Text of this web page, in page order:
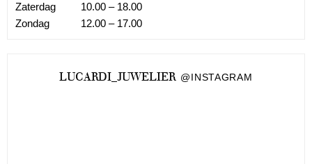
Zaterdag
10.00 – 18.00
Zondag
12.00 – 17.00
LUCARDI_JUWELIER @INSTAGRAM